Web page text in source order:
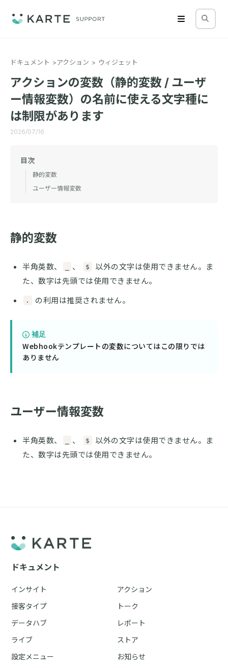
ドキュメント アクション ウィジェット
アクションの変数（静的変数 / ユーザ
ー情報変数）の名前に使える文字種に
は制限があります
2026/07/16
静的変数
半角英数、 、 $
以外の文字は使用できません。ま
た、数字は先頭では使用できません。
. の利用は推奨されません。
補足
Webhookテンプレートの変数についてはこの限りでは
ありません
ユーザー情報変数
半角英数、 、 $
以外の文字は使用できません。ま
た、数字は先頭では使用できません。
目次
静的変数
ユーザー情報変数
ドキュメント
インサイト
アクション
接客タイプ
トーク
データハブ
レポート
ライブ
ストア
設定メニュー
お知らせ